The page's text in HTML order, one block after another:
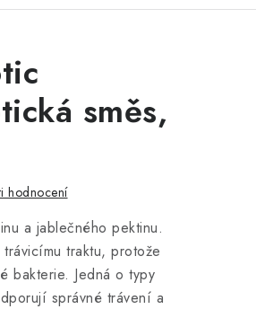
směs,
hodnocení
a jablečného pektinu.
traktu, protože
bakterie. Jedná o typy
správné trávení a